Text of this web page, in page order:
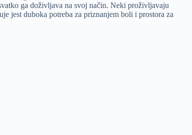
ga doživljava na svoj način. Neki proživljavaju
jest duboka potreba za priznanjem boli i prostora za